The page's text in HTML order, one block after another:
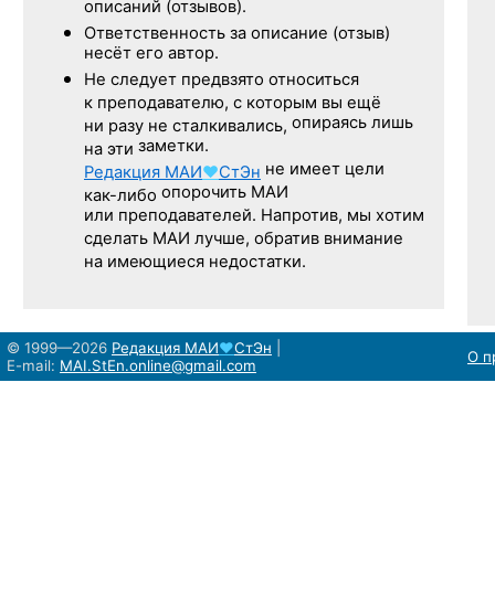
описаний (отзывов).
Ответственность за описание (отзыв)
несёт его автор.
Не следует предвзято относиться
к преподавателю, с которым вы ещё
ни разу не сталкивались, опираясь лишь
на эти заметки.
Редакция МАИ♥СтЭн не имеет цели
как-либо опорочить МАИ
или преподавателей. Напротив, мы хотим
сделать МАИ лучше, обратив внимание
на имеющиеся недостатки.
© 1999—2026 Редакция МАИ♥СтЭн
E-mail: MAI.StEn.online@gmail.com О